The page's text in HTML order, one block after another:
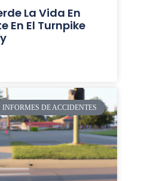
La Vida En
En El Turnpike
INFORMES DE ACCIDENTES